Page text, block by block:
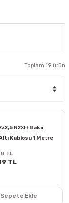
Toplam 19 ürün
N2XH Bakır
Kablosu 1 Metre
TL
TL
Sepete Ekle